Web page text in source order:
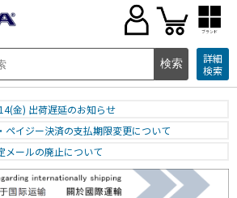
ブランド
詳細
検索
金) 出荷遅延のお知らせ
ペイジー決済の支払期限変更について
メールの廃止について